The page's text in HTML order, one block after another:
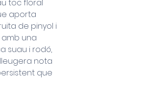
toc floral
aporta
de pinyol i
amb una
suau i rodó,
nota
que